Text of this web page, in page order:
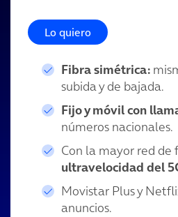
Lo quiero
Fibra simétrica:
subida y de bajada.
Fijo y móvil con
números nacionales.
Con la mayor red de
ultravelocidad del
Movistar Plus y
anuncios.